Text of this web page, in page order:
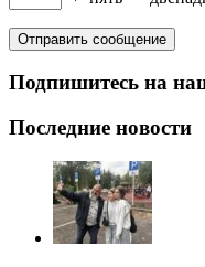
Подпишитесь на
Последние новости